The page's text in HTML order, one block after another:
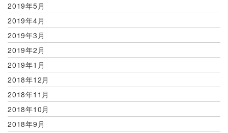
2019年5月
2019年4月
2019年3月
2019年2月
2019年1月
2018年12月
2018年11月
2018年10月
2018年9月